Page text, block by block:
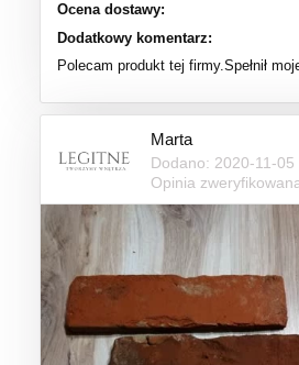
Ocena dostawy:
Dodatkowy komentarz:
Polecam produkt tej firmy.Spełnił
Marta
Dodano: 2020-11-05
Opinia